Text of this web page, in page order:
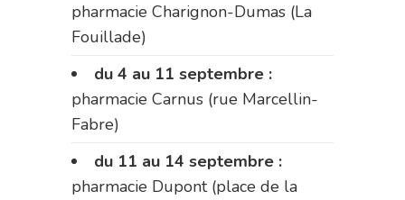
pharmacie Charignon-Dumas (La
Fouillade)
du 4 au 11 septembre :
pharmacie Carnus (rue Marcellin-
Fabre)
du 11 au 14 septembre :
pharmacie Dupont (place de la